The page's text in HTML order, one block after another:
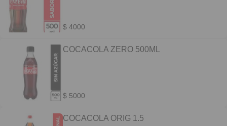
$ 4000
COCACOLA ZERO 500ML
$ 5000
COCACOLA ORIG 1.5